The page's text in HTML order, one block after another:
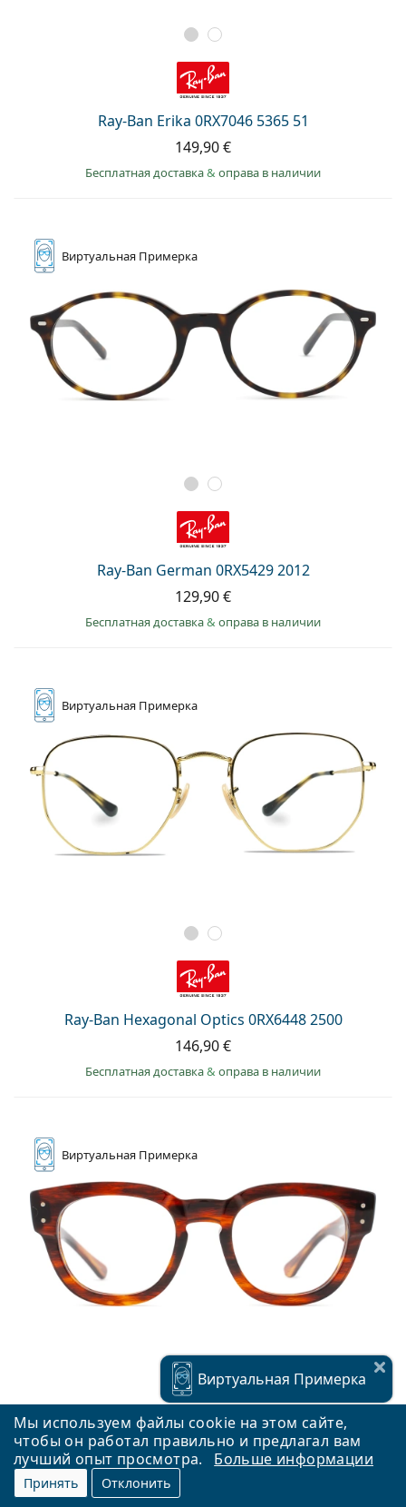
Мы используем файлы cookie на этом сайте,
чтобы он работал правильно и предлагал вам
лучший опыт просмотра.
Больше информации
Принять Отклонить
Ray-Ban Erika 0RX7046 5365 51
149,90 €
Бесплатная доставка& оправа в наличии
Виртуальная Примерка
Ray-Ban German 0RX5429 2012
129,90 €
Бесплатная доставка& оправа в наличии
Виртуальная Примерка
Ray-Ban Hexagonal Optics 0RX6448 2500
146,90 €
Бесплатная доставка& оправа в наличии
Виртуальная Примерка
Ray-Ban Mega Hawkeye 0RX0298V 2144
149,90 €
Виртуальная Примерка